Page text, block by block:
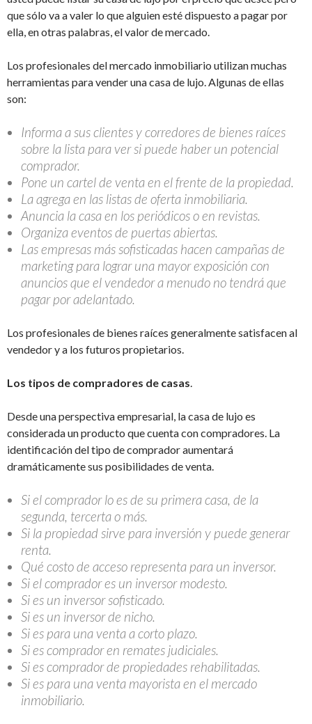
que sólo va a valer lo que alguien esté dispuesto a pagar por
ella, en otras palabras, el valor de mercado.
Los profesionales del mercado inmobiliario utilizan muchas
herramientas para vender una casa de lujo. Algunas de ellas
son:
Informa a sus clientes y corredores de bienes raíces
sobre la lista para ver si puede haber un potencial
comprador.
Pone un cartel de venta en el frente de la propiedad.
La agrega en las listas de oferta inmobiliaria.
Anuncia la casa en los periódicos o en revistas.
Organiza eventos de puertas abiertas.
Las empresas más sofisticadas hacen campañas de
marketing para lograr una mayor exposición con
anuncios que el vendedor a menudo no tendrá que
pagar por adelantado.
Los profesionales de bienes raíces generalmente satisfacen al
vendedor y a los futuros propietarios.
Los tipos de compradores de casas.
Desde una perspectiva empresarial, la casa de lujo es
considerada un producto que cuenta con compradores. La
identificación del tipo de comprador aumentará
dramáticamente sus posibilidades de venta.
Si el comprador lo es de su primera casa, de la
segunda, tercerta o más.
Si la propiedad sirve para inversión y puede generar
renta.
Qué costo de acceso representa para un inversor.
Si el comprador es un inversor modesto.
Si es un inversor sofisticado.
Si es un inversor de nicho.
Si es para una venta a corto plazo.
Si es comprador en remates judiciales.
Si es comprador de propiedades rehabilitadas.
Si es para una venta mayorista en el mercado
inmobiliario.